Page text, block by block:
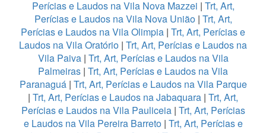
Perícias e Laudos na Vila Nova Mazzei | Trt, Art,
Perícias e Laudos na Vila Nova União| Trt, Art,
Perícias e Laudos na Vila Olimpia | Trt, Art, Perícias e
Laudos na Vila Oratório | Trt, Art, Perícias e Laudos na
Vila Paiva| Trt, Art, Perícias e Laudos na Vila
Palmeiras | Trt, Art, Perícias e Laudos na Vila
Paranaguá| Trt, Art, Perícias e Laudos na Vila Parque
| Trt, Art, Perícias e Laudos na Jabaquara | Trt, Art,
Perícias e Laudos na Vila Pauliceia| Trt, Art, Perícias
e Laudos na Vila Pereira Barreto| Trt, Art, Perícias e